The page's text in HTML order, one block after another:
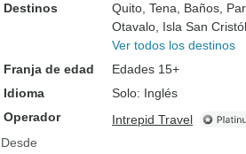
Destinos
Quito , Tena , Baños ,
Otavalo , Isla San
Ver todos los destinos
Franja de edad
Edades 15+
Idioma
Solo: Inglés
Operador
Intrepid Travel
Desde